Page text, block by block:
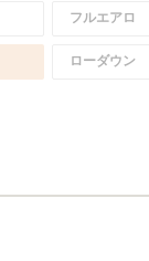
フルエアロ
ローダウン